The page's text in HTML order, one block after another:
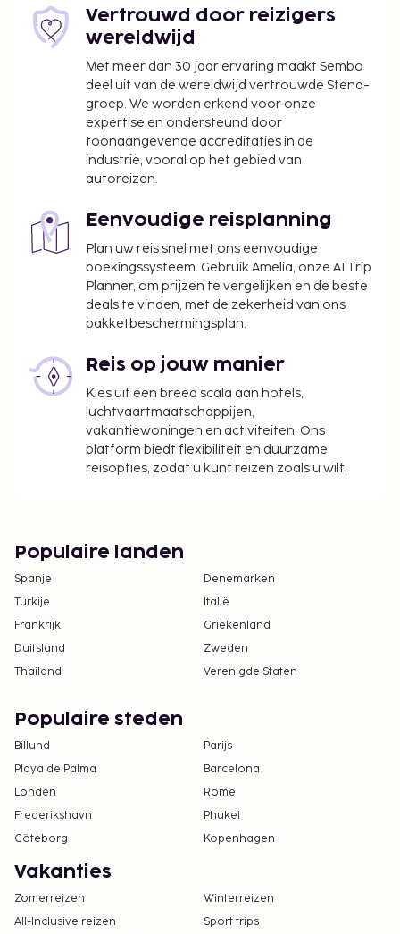
Vertrouwd door reizigers
wereldwijd
Met meer dan 30 jaar ervaring maakt Sembo
deel uit van de wereldwijd vertrouwde Stena-
groep. We worden erkend voor onze
expertise en ondersteund door
toonaangevende accreditaties in de
industrie, vooral op het gebied van
autoreizen.
Eenvoudige reisplanning
Plan uw reis snel met ons eenvoudige
boekingssysteem. Gebruik Amelia, onze AI Trip
Planner, om prijzen te vergelijken en de beste
deals te vinden, met de zekerheid van ons
pakketbeschermingsplan.
Reis op jouw manier
Kies uit een breed scala aan hotels,
luchtvaartmaatschappijen,
vakantiewoningen en activiteiten. Ons
platform biedt flexibiliteit en duurzame
reisopties, zodat u kunt reizen zoals u wilt.
Populaire landen
Spanje
Denemarken
Turkije
Italië
Frankrijk
Griekenland
Duitsland
Zweden
Thailand
Verenigde Staten
Populaire steden
Billund
Parijs
Playa de Palma
Barcelona
Londen
Rome
Frederikshavn
Phuket
Göteborg
Kopenhagen
Vakanties
Zomerreizen
Winterreizen
All-Inclusive reizen
Sport trips